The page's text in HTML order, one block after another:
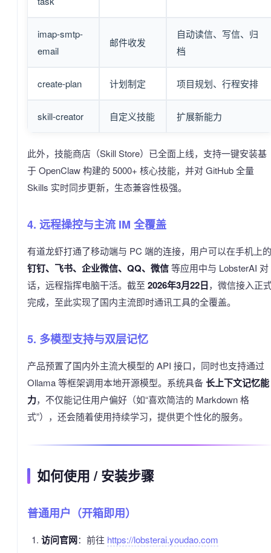
imap-smtp-
email
邮件收发
自动读信、写信、归
档
create-plan 计划制定 项目规划、行程安排
skill-creator 自定义技能 扩展新能力
此外，技能商店（Skill Store）已全面上线，支持一键安装基
于 OpenClaw 构建的 5000+ 核心技能，并对 GitHub 全量
Skills 实时同步更新，生态兼容性极强。
4. 远程操控与主流 IM 全覆盖
有道龙虾打通了移动端与 PC 端的连接，用户可以在手机上的
钉钉、飞书、企业微信、QQ、微信等应用中与 LobsterAI 对
话，远程指挥电脑干活。截至 2026年3月22日，微信接入正
完成，至此实现了国内主流即时通讯工具的全覆盖。
5. 多模型支持与双层记忆
产品预置了国内外主流大模型的 API 接口，同时也支持通过
Ollama 等框架调用本地开源模型。系统具备长上下文记忆能
力，不仅能记住用户偏好（如“喜欢简洁的 Markdown 格
式”），还会随着使用持续学习，提供更个性化的服务。
如何使用 / 安装步骤
普通用户（开箱即用）
访问官网：前往 https://lobsterai.youdao.com